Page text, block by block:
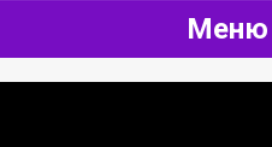
Меню